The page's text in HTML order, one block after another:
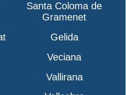
Santa Coloma de
Gramenet
Gelida
Veciana
Vallirana